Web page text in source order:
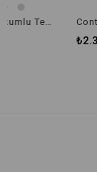
Contigo Metra Vakumlu Termos Matara Tek El Çevir İç 470ml 2095401 Siyah
₺2.399,00